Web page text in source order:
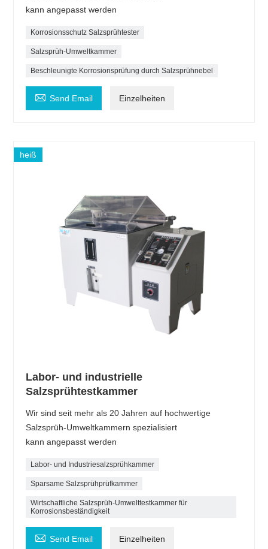
kann angepasst werden
Korrosionsschutz Salzsprühtester
Salzsprüh-Umweltkammer
Beschleunigte Korrosionsprüfung durch Salzsprühnebel
 Send Email Einzelheiten
heiß
Labor- und industrielle
Salzsprühtestkammer
Wir sind seit mehr als 20 Jahren auf hochwertige
Salzsprüh-Umweltkammern spezialisiert
kann angepasst werden
Labor- und Industriesalzsprühkammer
Sparsame Salzsprühprüfkammer
Wirtschaftliche Salzsprüh-Umwelttestkammer für
Korrosionsbeständigkeit
 Send Email Einzelheiten